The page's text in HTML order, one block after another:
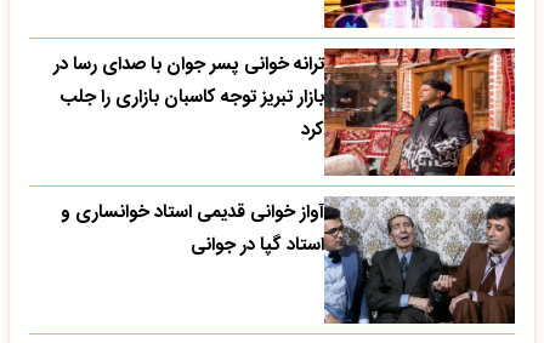
ترانه خوانی پسر جوان با صدای رسا در
بازار تبریز توجه کاسبان بازاری را جلب
کرد
آواز خوانی قدیمی استاد خوانساری و
استاد گپا در جوانی